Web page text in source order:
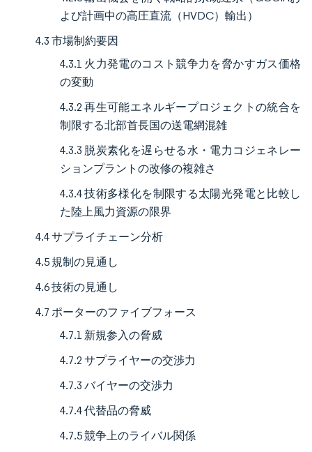
よび計画中の高圧直流（HVDC）輸出）
4.3 市場制約要因
4.3.1 火力発電のコスト競争力を脅かすガス価格
の変動
4.3.2 再生可能エネルギープロジェクトの統合を
制限する北部首長国の送電網混雑
4.3.3 脱炭素化を遅らせる水・電力コジェネレー
ションプラントの改修の複雑さ
4.3.4 技術多様化を制限する太陽光発電と比較し
た陸上風力資源の限界
4.4 サプライチェーン分析
4.5 規制の見通し
4.6 技術の見通し
4.7 ポーターのファイブフォース
4.7.1 新規参入の脅威
4.7.2 サプライヤーの交渉力
4.7.3 バイヤーの交渉力
4.7.4 代替品の脅威
4.7.5 競争上のライバル関係